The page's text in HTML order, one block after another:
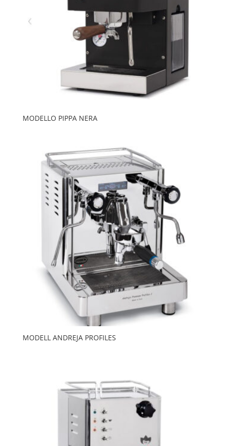
MODELLO PIPPA NERA
MODELL ANDREJA PROFILES